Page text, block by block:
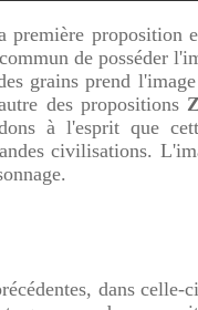
première proposition
de posséder
grains prend
des propositions
à l'esprit que
civilisations.
dans celle-